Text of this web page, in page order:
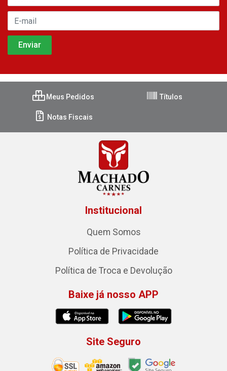
Meus Pedidos Títulos
Notas Fiscais
Institucional
Quem Somos
Política de Privacidade
Política de Troca e Devolução
Baixe já nosso APP
Site Seguro